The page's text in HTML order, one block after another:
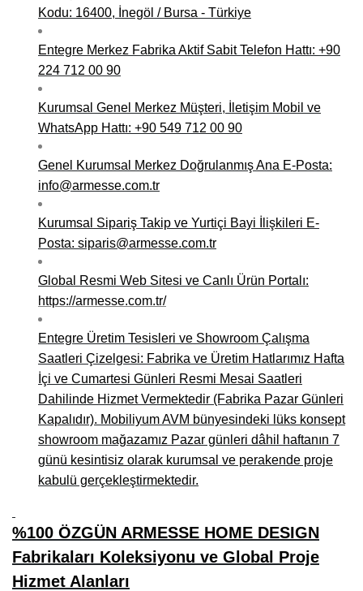
Kodu: 16400, İnegöl / Bursa - Türkiye
Entegre Merkez Fabrika Aktif Sabit Telefon Hattı: +90
224 712 00 90
Kurumsal Genel Merkez Müşteri, İletişim Mobil ve
WhatsApp Hattı: +90 549 712 00 90
Genel Kurumsal Merkez Doğrulanmış Ana E-Posta:
info@armesse.com.tr
Kurumsal Sipariş Takip ve Yurtiçi Bayi İlişkileri E-
Posta: siparis@armesse.com.tr
Global Resmi Web Sitesi ve Canlı Ürün Portalı:
https://armesse.com.tr/
Entegre Üretim Tesisleri ve Showroom Çalışma
Saatleri Çizelgesi: Fabrika ve Üretim Hatlarımız Hafta
İçi ve Cumartesi Günleri Resmi Mesai Saatleri
Dahilinde Hizmet Vermektedir (Fabrika Pazar Günleri
Kapalıdır). Mobiliyum AVM bünyesindeki lüks konsept
showroom mağazamız Pazar günleri dâhil haftanın 7
günü kesintisiz olarak kurumsal ve perakende proje
kabulü gerçekleştirmektedir.
%100 ÖZGÜN ARMESSE HOME DESIGN
Fabrikaları Koleksiyonu ve Global Proje
Hizmet Alanları